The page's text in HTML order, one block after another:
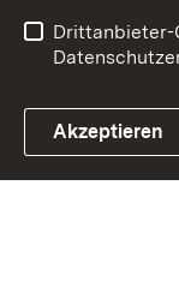
Drittanbieter-
Akzeptieren